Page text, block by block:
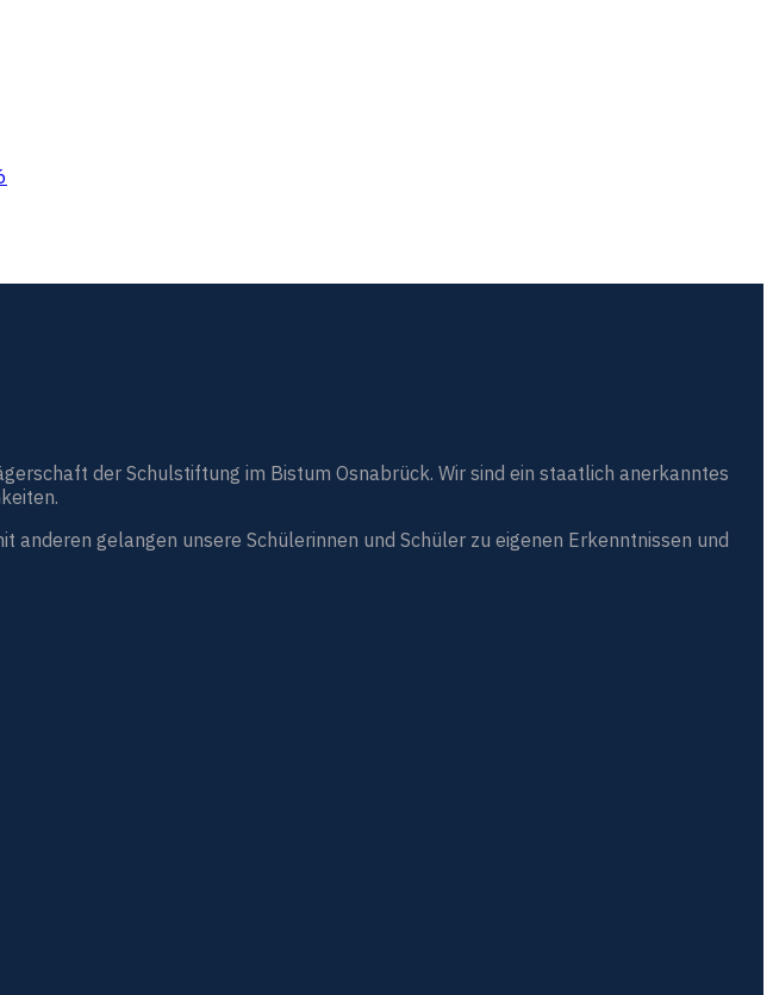
der Schulstiftung im Bistum Osnabrück. Wir sind ein staatlich anerkanntes
gelangen unsere Schülerinnen und Schüler zu eigenen Erkenntnissen und